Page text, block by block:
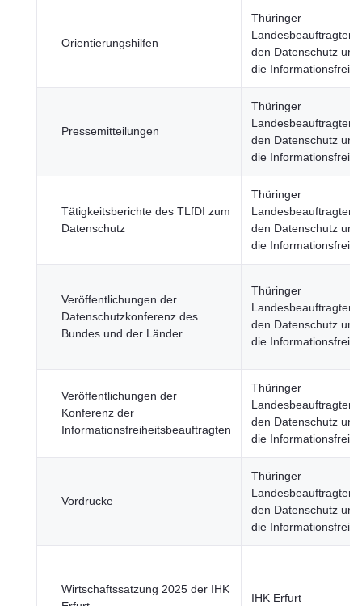
Orientierungshilfen
Thüringer
Landesbeauftragter
den Datenschutz und
die
Pressemitteilungen
Thüringer
Landesbeauftragter
den Datenschutz und
die
Tätigkeitsberichte des TLfDI zum
Datenschutz
Thüringer
Landesbeauftragter
den Datenschutz und
die
Veröffentlichungen der
Datenschutzkonferenz des
Bundes und der Länder
Thüringer
Landesbeauftragter
den Datenschutz und
die
Veröffentlichungen der
Konferenz der
Informationsfreiheitsbeauftragten
Thüringer
Landesbeauftragter
den Datenschutz und
die
Vordrucke
Thüringer
Landesbeauftragter
den Datenschutz und
die
Wirtschaftssatzung 2025 der IHK
IHK Erfurt